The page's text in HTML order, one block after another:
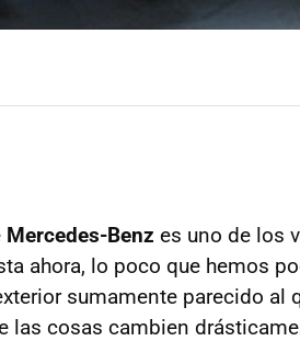
Mercedes-Benz es uno de los
ahora, lo poco que hemos
sumamente parecido al
las cosas cambien